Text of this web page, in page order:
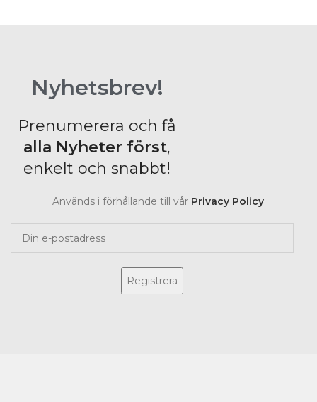
Nyhetsbrev!
Prenumerera och få
alla Nyheter först,
enkelt och snabbt!
Används i förhållande till vår Privacy Policy